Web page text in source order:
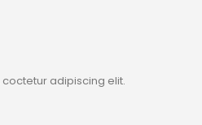
adipiscing elit.